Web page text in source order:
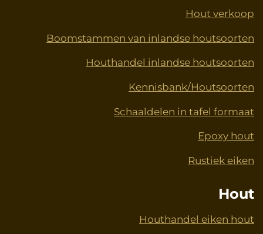
Hout verkoop
Boomstammen van inlandse houtsoorten
Houthandel inlandse houtsoorten
Kennisbank/Houtsoorten
Schaaldelen in tafel formaat
Epoxy hout
Rustiek eiken
Hout
Houthandel eiken hout